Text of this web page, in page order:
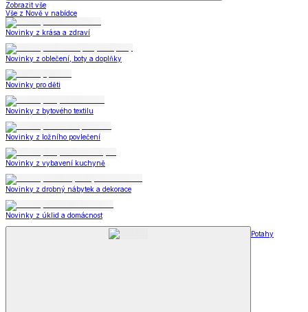
Zobrazit vše
Vše z Nově v nabídce
Novinky z krása a zdraví
Novinky z oblečení, boty a doplňky
Novinky pro děti
Novinky z bytového textilu
Novinky z ložního povlečení
Novinky z vybavení kuchyně
Novinky z drobný nábytek a dekorace
Novinky z úklid a domácnost
Potahy